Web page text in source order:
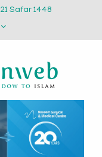
21 Safar 1448